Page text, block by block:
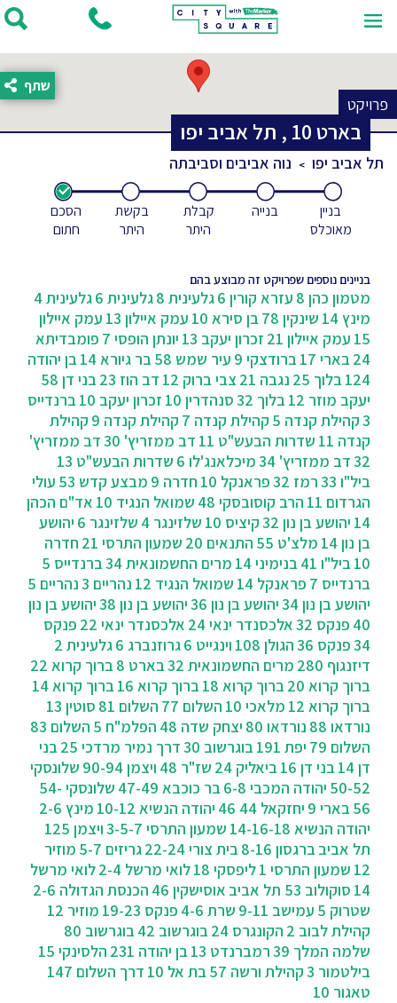
פרויקט
בארט10
, תל אביב יפו
שתף
תל אביב יפו נוה אביבים וסביבתה
בניין
מאוכלס
בנייה
קבלת
היתר
בקשת
היתר
הסכם
חתום
בניינים נוספים שפרויקט זה מבוצע בהם
מטמון כהן 8 עזרא קורין 6 גלעינית 8 גלעינית 6
גלעינית 4
מינץ 14
שינקין 78 בן סירא 10 עמק איילון 13
עמק איילון
15 עמק איילון 21 זכרון יעקב 13 יונתן הופסי 7
פומבדיתא
24בארי 17 ברודצקי 9 עיר שמש 58 בר גיורא 14
בן יהודה
124בלוך 25 נגבה 21 צבי ברוק 12 דב הוז 23
בני דן 58
יעקב מוזר 12
בלוך 32 סנהדרין 10 זכרון יעקב 10
ברנדייס
3קהילת קנדה 5 קהילת קנדה 7 קהילת קנדה 9
קהילת
קנדה 11
שדרות הבעש"ט 11 דב ממזריץ' 30
דב ממזריץ'
32דב ממזריץ' 34 מיכלאנג'לו 6
שדרות הבעש"ט 13
ביל"ו 33
רמז 32 פראנקל 10 חדרה 9 מבצע קדש 53
עולי
הגרדום 11
הרב קוסובסקי 48 שמואל הנגיד 10
אד"ם הכהן
14 יהושע בן נון 32 קיציס 10 שלזינגר 4 שלזינגר 6
יהושע
בן נון 14
מלצ'ט 55 התנאים 20 שמעון התרסי 21
חדרה
10ביל"ו 41 בנימיני 14 מרים החשמונאית 34
ברנדייס 5
ברנדייס 7
פראנקל 14 שמואל הנגיד 12 נהריים 3
נהריים 5
יהושע בן נון 34
יהושע בן נון 36 יהושע בן נון 38
יהושע בן נון
40 פנקס 32 אלכסנדר ינאי 24 אלכסנדר ינאי 22
פנקס
34פנקס 36 הגולן 108 וינגייט 6 גרוזנברג 6
גלעינית 2
דיזנגוף 280
מרים החשמונאית 32 בארט 8
ברוך קרוא 22
ברוך קרוא 20
ברוך קרוא 18 ברוך קרוא 16
ברוך קרוא 14
ברוך קרוא 12
מלאכי 10 השלום 77 השלום 81
סוטין 13
נורדאו 88
נורדאו 80 יצחק שדה 48 הפלמ"ח 5
השלום 83
השלום 79
יפת 191 בוגרשוב 30 ‫דרך נמיר מרדכי 25
בני
דן 14
בני דן 16 ביאליק 24 שז"ר 48 ויצמן 90-94
שלונסקי
50-52 יהודה המכבי 6-8 בר כוכבא 47-49
שלונסקי 54-
56בארי 9 יחזקאל 44 46 יהודה הנשיא 10-12
מינץ 2-6
יהודה הנשיא 14-16-18
שמעון התרסי 3-5-7
ויצמן 125
תל אביבברגסון 8-16 בית צורי 22-24 גריזים 5-7
מוזיר
12 שמעון התרסי 1 ליפסקי 18 לואי מרשל 2-4
לואי מרשל
14 סוקולוב 53 תל אביב אוסישקין 46
הכנסת הגדולה 2-6
שטרוק 5
עמישב 9-11 שרת 4-6 פנקס 19-23
מוזיר 12
קהילת לבוב 2
הקונגרס 24 בוגרשוב 42
בוגרשוב 80
שלמה המלך 39
רמברנדט 13 בן יהודה 231
הלסינקי 15
בילטמור 3
קהילת ורשה 57 בת אל 10
דרך השלום 147
טאגור 10